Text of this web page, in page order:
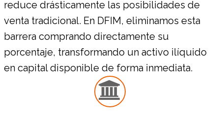
reduce drásticamente las posibilidades de
venta tradicional. En DFIM, eliminamos esta
barrera comprando directamente su
porcentaje, transformando un activo ilíquido
en capital disponible de forma inmediata.